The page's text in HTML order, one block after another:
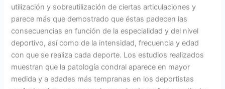
utilización y sobreutilización de ciertas articulaciones y
parece más que demostrado que éstas padecen las
consecuencias en función de la especialidad y del nivel
deportivo, así como de la intensidad, frecuencia y edad
con que se realiza cada deporte. Los estudios realizados
muestran que la patología condral aparece en mayor
medida y a edades más tempranas en los deportistas